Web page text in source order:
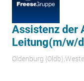
Assistenz der
Leitung(m/w/
Oldenburg